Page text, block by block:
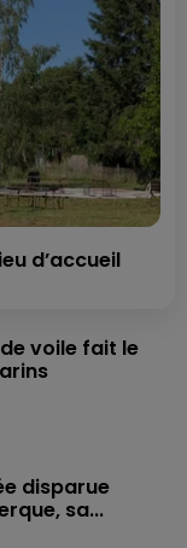
d’accueil
voile fait le
disparue
sa...